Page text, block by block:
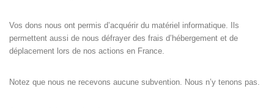
Vos dons nous ont permis d’acquérir du matériel informatique. Ils
permettent aussi de nous défrayer des frais d’hébergement et de
déplacement lors de nos actions en France.
Notez que nous ne recevons aucune subvention. Nous n’y tenons pas.